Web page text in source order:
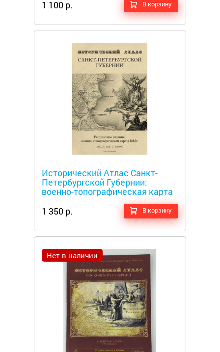
1 100 р.
В корзину
Исторический Атлас Санкт-
Петербургской Губернии:
военно-топографическая карта
1 350 р.
В корзину
Нет в наличии